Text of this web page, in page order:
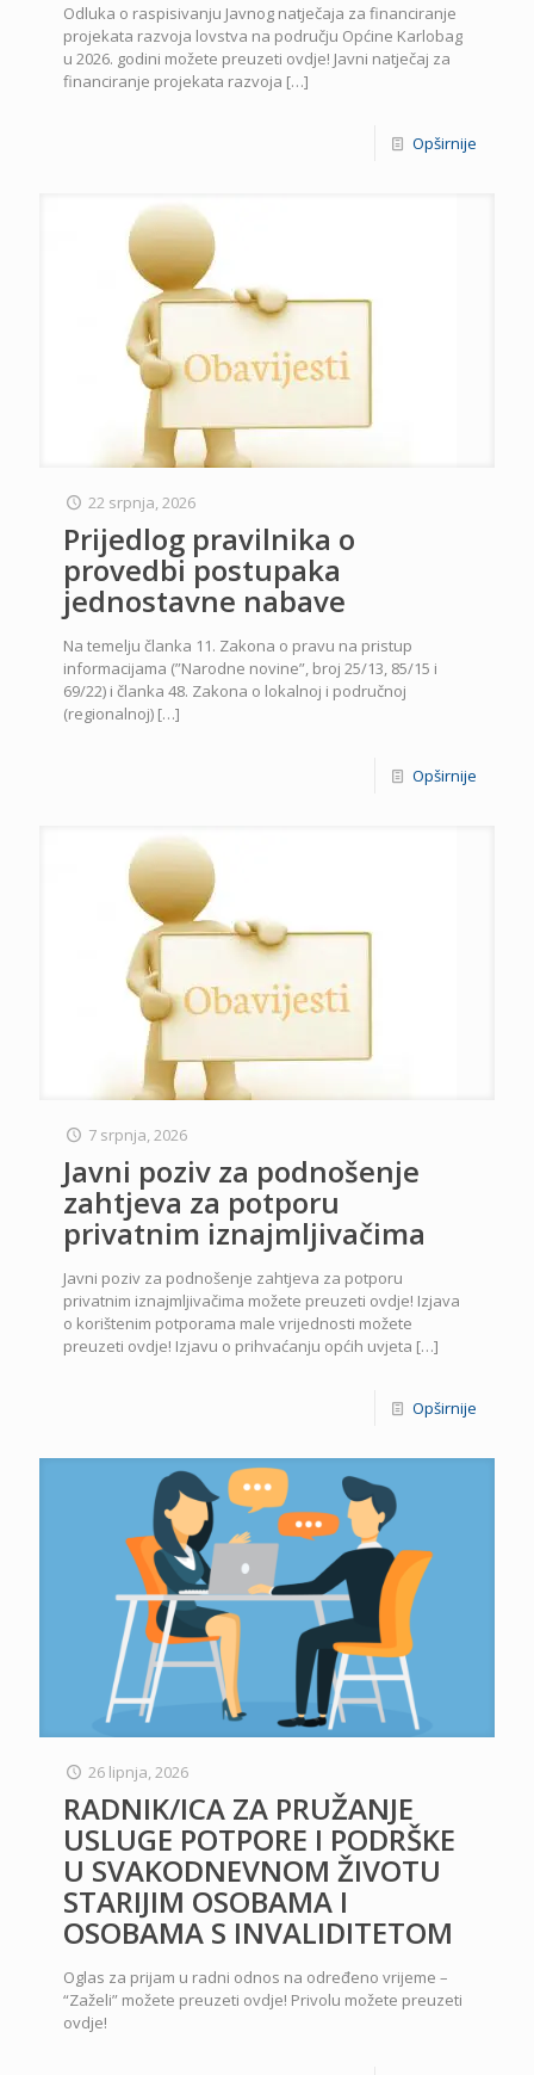
Odluka o raspisivanju Javnog natječaja za financiranje
projekata razvoja lovstva na području Općine Karlobag
u 2026. godini možete preuzeti ovdje! Javni natječaj za
financiranje projekata razvoja […]
Opširnije
22 srpnja, 2026
Prijedlog pravilnika o
provedbi postupaka
jednostavne nabave
Na temelju članka 11. Zakona o pravu na pristup
informacijama (”Narodne novine”, broj 25/13, 85/15 i
69/22) i članka 48. Zakona o lokalnoj i područnoj
(regionalnoj) […]
Opširnije
7 srpnja, 2026
Javni poziv za podnošenje
zahtjeva za potporu
privatnim iznajmljivačima
Javni poziv za podnošenje zahtjeva za potporu
privatnim iznajmljivačima možete preuzeti ovdje! Izjava
o korištenim potporama male vrijednosti možete
preuzeti ovdje! Izjavu o prihvaćanju općih uvjeta […]
Opširnije
26 lipnja, 2026
RADNIK/ICA ZA PRUŽANJE
USLUGE POTPORE I PODRŠKE
U SVAKODNEVNOM ŽIVOTU
STARIJIM OSOBAMA I
OSOBAMA S INVALIDITETOM
Oglas za prijam u radni odnos na određeno vrijeme –
“Zaželi” možete preuzeti ovdje! Privolu možete preuzeti
ovdje!